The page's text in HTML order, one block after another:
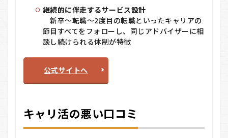
ンラ
イン
でキ
ャリ
談
（カ
ウン
セリ
5.3
ステ
継続的に伴走するサービス設計
新卒～転職～2度目の転職といったキャリアの
節目すべてをフォローし、同じアドバイザーに相
談し続けられる体制が特徴
公式サイトへ
キャリ活の悪い口コミ